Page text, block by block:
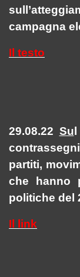
campagna
Il testo
29.08.22 Su
partiti,
che hanno
politiche del
Il link